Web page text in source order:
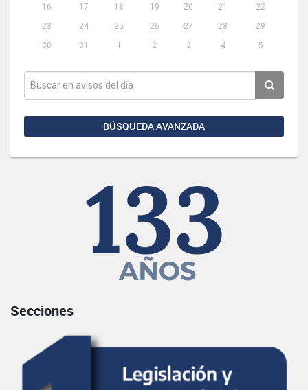
16
17 18 19 20 21
22
23
24 25 26 27 28
29
30
31 1 2 3 4 5
BÚSQUEDA AVANZADA
Secciones